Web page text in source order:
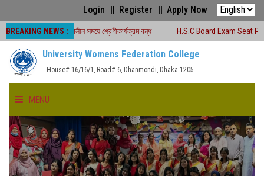
Login Register Apply Now
BREAKING NEWS :
চলাকালীন সময়ে শ্রেণীকার্যক্রম বন্ধ H.S.C Board Exam Seat Plan (
University Womens Federation College
House# 16/16/1, Road# 6, Dhanmondi, Dhaka 1205.
MENU
HOME
ABOUT US